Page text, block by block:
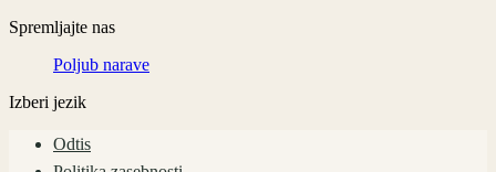
Spremljajte nas
Poljub narave
Izberi jezik
Odtis